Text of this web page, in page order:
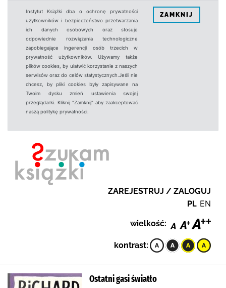
Instytut Książki dba o ochronę prywatności
użytkowników i bezpieczeństwo przetwarzania
ich danych osobowych oraz stosuje
odpowiednie rozwiązania technologiczne
zapobiegające ingerencji osób trzecich w
prywatność użytkowników. Używamy także
plików cookies, by ułatwić korzystanie z naszych
serwisów oraz do celów statystycznych.Jeśli nie
chcesz, by pliki cookies były zapisywane na
Twoim dysku zmień ustawienia swojej
przeglądarki. Kliknij "Zamknij" aby zaakceptować
naszą politykę prywatności.
ZAMKNIJ
ZAREJESTRUJ / ZALOGUJ
PL EN
wielkość:
kontrast:
Ostatni gasi światło